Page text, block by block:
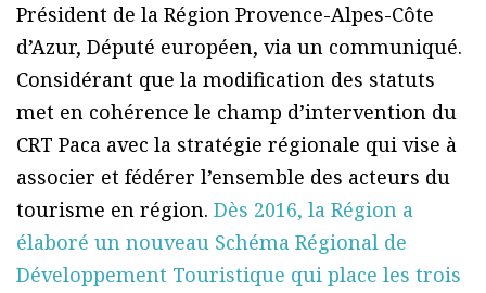
Président de la Région Provence-Alpes-Côte
d’Azur, Député européen, via un communiqué.
Considérant que la modification des statuts
met en cohérence le champ d’intervention du
CRT Paca avec la stratégie régionale qui vise à
associer et fédérer l’ensemble des acteurs du
tourisme en région. Dès 2016, la Région a
élaboré un nouveau Schéma Régional de
Développement Touristique qui place les trois